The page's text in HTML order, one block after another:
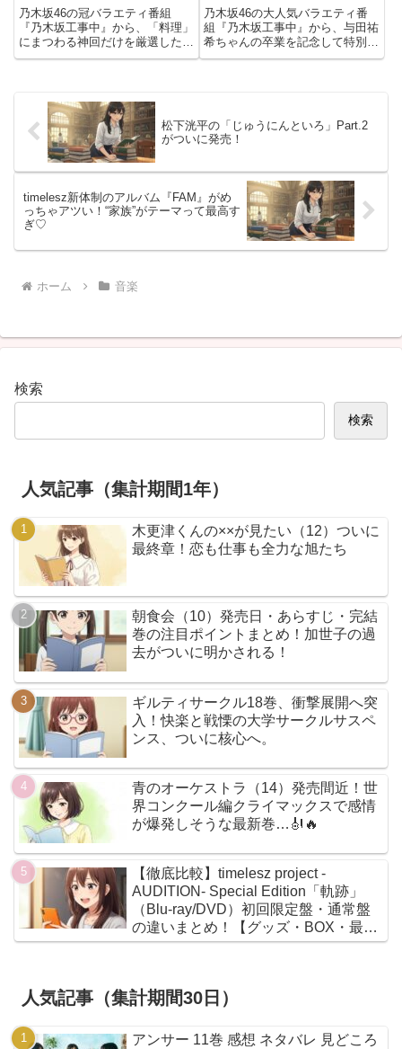
☆
乃木坂46の冠バラエティ番組
『乃木坂工事中』から、「料理」
にまつわる神回だけを厳選した
Blu-ray『乃木坂料理中』が2025
うちのひとつで、ディスク1枚に
全5話＋未公開映像＋副...
乃木坂46の大人気バラエティ番
組『乃木坂工事中』から、与田祐
希ちゃんの卒業を記念して特別な
Blu-rayがリリースされるよ！タ
松下洸平の「じゅうにんといろ」Part.2
がついに発売！
timelesz新体制のアルバム『FAM』がめ
っちゃアツい！“家族”がテーマって最高す
ぎ♡
ホーム 音楽
検索
検索
人気記事（集計期間1年）
木更津くんの××が見たい（12）ついに
最終章！恋も仕事も全力な旭たち
朝食会（10）発売日・あらすじ・完結
巻の注目ポイントまとめ！加世子の過
去がついに明かされる！
ギルティサークル18巻、衝撃展開へ突
入！快楽と戦慄の大学サークルサスペ
ンス、ついに核心へ。
青のオーケストラ（14）発売間近！世
界コンクール編クライマックスで感情
が爆発しそうな最新巻…🎻🔥
【徹底比較】timelesz project -
AUDITION- Special Edition「軌跡」
（Blu-ray/DVD）初回限定盤・通常盤
の違いまとめ！【グッズ・BOX・最安
値】
人気記事（集計期間30日）
アンサー 11巻 感想 ネタバレ 見どころ